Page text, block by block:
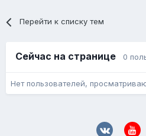
Перейти к списку тем
Сейчас на странице 0
Нет пользователей,